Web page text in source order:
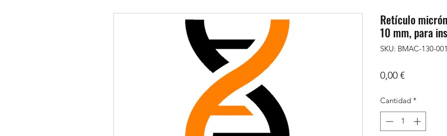
Retículo
10 mm, para
SKU: BMAC-130-
0,00 €Precio
Cantidad *